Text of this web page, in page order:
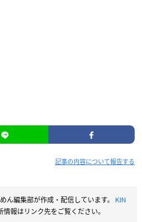
記事の内容について報告する
ん編集部が作成・配信しています。 KIN
情報はリンク先をご覧ください。